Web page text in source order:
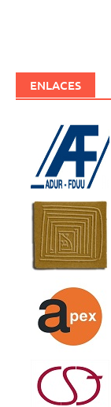
ENLACES